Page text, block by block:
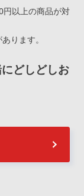
円以上の商品が対
ります。
どしどしお